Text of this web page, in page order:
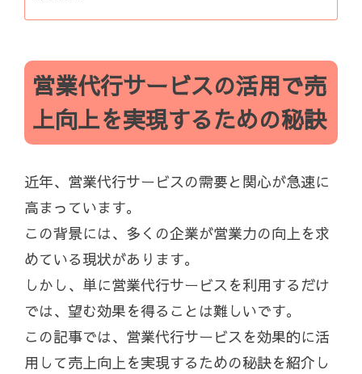
営業代行サービスの活用で売
上向上を実現するための秘訣
近年、営業代行サービスの需要と関心が急速に
高まっています。
この背景には、多くの企業が営業力の向上を求
めている現状があります。
しかし、単に営業代行サービスを利用するだけ
では、望む効果を得ることは難しいです。
この記事では、営業代行サービスを効果的に活
用して売上向上を実現するための秘訣を紹介し